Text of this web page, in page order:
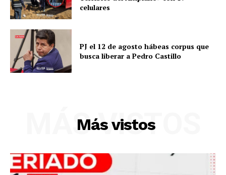
Diario los Andes
celulares
PJ el 12 de agosto hábeas corpus que
busca liberar a Pedro Castillo
Más vistos
MÁS VISTOS